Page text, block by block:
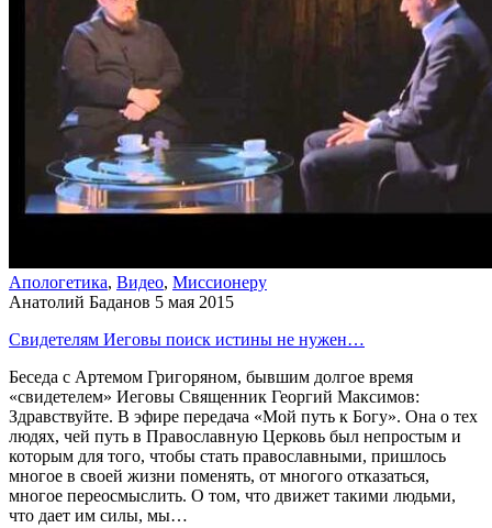
Апологетика, Видео, Миссионеру
Анатолий Баданов 5 мая 2015
Свидетелям Иеговы поиск истины не нужен…
Беседа с Артемом Григоряном, бывшим долгое время
«свидетелем» Иеговы Священник Георгий Максимов:
Здравствуйте. В эфире передача «Мой путь к Богу». Она о тех
людях, чей путь в Православную Церковь был непростым и
которым для того, чтобы стать православными, пришлось
многое в своей жизни поменять, от многого отказаться,
многое переосмыслить. О том, что движет такими людьми,
что дает им силы, мы…